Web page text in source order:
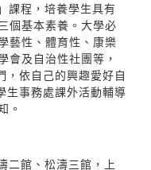
課程，培養學生具有
個基本素養。大學必
藝性、體育性、康樂
會及自治性社團等，
依自己的興趣愛好自
生事務處課外活動輔導
。
二館、松濤三館，上